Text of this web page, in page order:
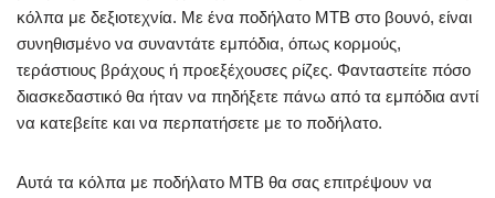
κόλπα με δεξιοτεχνία. Με ένα ποδήλατο ΜΤΒ στο βουνό, είναι
συνηθισμένο να συναντάτε εμπόδια, όπως κορμούς,
τεράστιους βράχους ή προεξέχουσες ρίζες. Φανταστείτε πόσο
διασκεδαστικό θα ήταν να πηδήξετε πάνω από τα εμπόδια αντί
να κατεβείτε και να περπατήσετε με το ποδήλατο.
Αυτά τα κόλπα με ποδήλατο ΜΤΒ θα σας επιτρέψουν να